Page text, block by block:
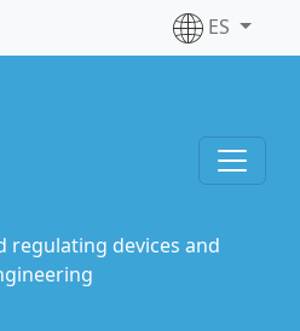
ES
regulating devices and